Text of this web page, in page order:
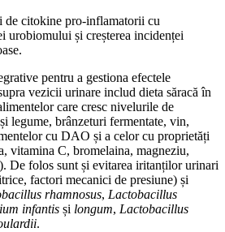
de citokine pro-inflamatorii cu
urobiomului și creșterea incidenței
pentru a gestiona efectele
vezicii urinare includ dieta săracă în
care cresc nivelurile de
legume, brânzeturi fermentate, vin,
cu DAO și a celor cu proprietăți
vitamina C, bromelaina, magneziu,
De folos sunt și evitarea iritanților urinari
factori mecanici de presiune) și
rhamnosus, Lactobacillus
infantis și longum, Lactobacillus
.